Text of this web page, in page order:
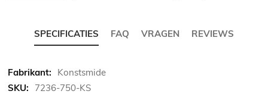
SPECIFICATIES FAQ VRAGEN REVIEWS
Meer
informatie
Konstsmide
7236-750-KS